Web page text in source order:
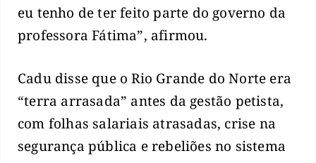
eu tenho de ter feito parte do governo da
professora Fátima”, afirmou.
Cadu disse que o Rio Grande do Norte era
“terra arrasada” antes da gestão petista,
com folhas salariais atrasadas, crise na
segurança pública e rebeliões no sistema